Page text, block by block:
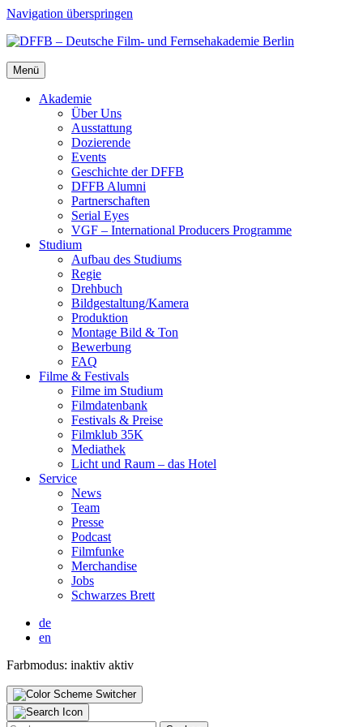
Navigation überspringen
Menü
Aka­de­mie
Über Uns
Aus­stat­tung
Dozie­ren­de
Events
Geschich­te der DFFB
DFFB Alum­ni
Part­ner­schaf­ten
Seri­al Eyes
VGF – Inter­na­tio­nal Pro­du­cers Pro­gram­me
Stu­di­um
Auf­bau des Stu­di­ums
Regie
Dreh­buch
Bildgestaltung/​​Kamera
Pro­duk­ti­on
Mon­ta­ge Bild & Ton
Bewer­bung
FAQ
Fil­me & Fes­ti­vals
Fil­me im Stu­di­um
Film­da­ten­bank
Fes­ti­vals & Prei­se
Film­klub 35K
Media­thek
Licht und Raum – das Hotel
Ser­vice
News
Team
Pres­se
Pod­cast
Film­fun­ke
Mer­chan­di­se
Jobs
Schwar­zes Brett
de
en
Farbmodus: inaktiv aktiv